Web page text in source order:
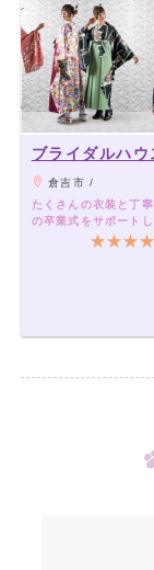
ブライダルハウ
倉吉市 /
たくさんの衣装と丁
の卒業式をサポートし